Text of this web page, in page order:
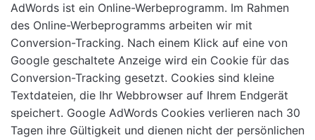
AdWords ist ein Online-Werbeprogramm. Im Rahmen
des Online-Werbeprogramms arbeiten wir mit
Conversion-Tracking. Nach einem Klick auf eine von
Google geschaltete Anzeige wird ein Cookie für das
Conversion-Tracking gesetzt. Cookies sind kleine
Textdateien, die Ihr Webbrowser auf Ihrem Endgerät
speichert. Google AdWords Cookies verlieren nach 30
Tagen ihre Gültigkeit und dienen nicht der persönlichen